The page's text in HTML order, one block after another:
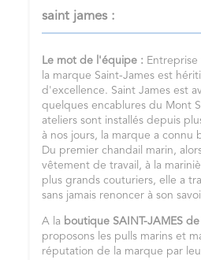
saint james :
Le mot de l'équipe :
la marque Saint-James est
d'excellence. Saint James est
quelques encablures du Mont
ateliers sont installés depuis
à nos jours, la marque a connu
Du premier chandail marin,
vêtement de travail, à la
plus grands couturiers, elle a
sans jamais renoncer à son
A la boutique SAINT-JAMES de
proposons les pulls marins et
réputation de la marque par